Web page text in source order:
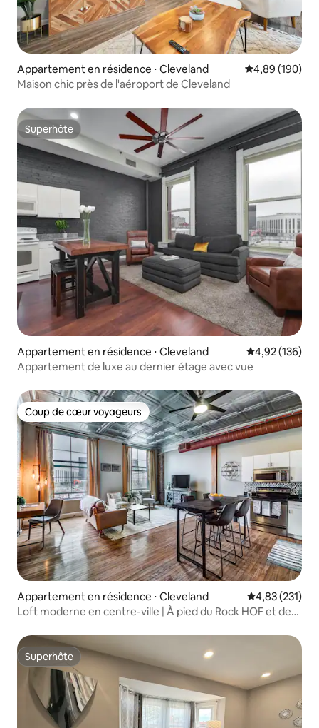
Appartement en résidence ⋅ Cleveland Évaluation
4,89 (190)
Maison chic près de l'aéroport de Cleveland
Superhôte
Superhôte
Appartement en résidence ⋅ Cleveland Évaluation
4,92 (136)
Appartement de luxe au dernier étage avec vue
Coup de cœur voyageurs
Coup de cœur voyageurs
Appartement en résidence ⋅ Cleveland Évaluation
4,83 (231)
Loft moderne en centre-ville | À pied du Rock HOF et des
Superhôte
Superhôte